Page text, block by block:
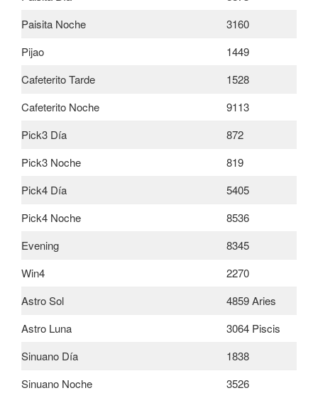
Paisita Noche
3160
Pijao
1449
Cafeterito Tarde
1528
Cafeterito Noche
9113
Pick3 Día
872
Pick3 Noche
819
Pick4 Día
5405
Pick4 Noche
8536
Evening
8345
Win4
2270
Astro Sol
4859 Aries
Astro Luna
3064 Piscis
Sinuano Día
1838
Sinuano Noche
3526